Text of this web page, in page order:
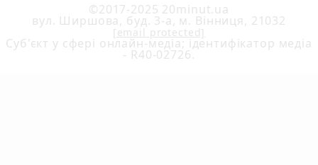
©2017-2025 20minut.ua
вул. Ширшова, буд. 3-а, м. Вінниця, 21032
[email protected]
Cуб'єкт у сфері онлайн-медіа; ідентифікатор медіа
- R40-02726.